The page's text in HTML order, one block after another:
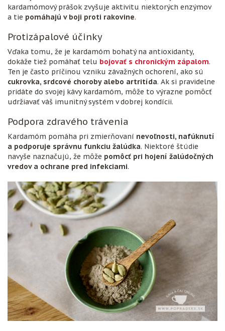
kardamómový prášok zvyšuje aktivitu niektorých enzýmov
a tie pomáhajú v boji proti rakovine.
Protizápalové účinky
Vďaka tomu, že je kardamóm bohatý na antioxidanty,
dokáže tiež pomáhať telu bojovať s chronickým zápalom.
Ten je často príčinou vzniku závažných ochorení, ako sú
cukrovka, srdcové choroby alebo artritída. Ak si pravidelne
pridáte do svojej kávy kardamóm, môže to výrazne pomôcť
udržiavať váš imunitný systém v dobrej kondícii.
Podpora zdravého trávenia
Kardamóm pomáha pri zmierňovaní nevoľnosti, nafúknutí
a podporuje správnu funkciu žalúdka. Niektoré štúdie
navyše naznačujú, že môže pomôcť pri hojení žalúdočných
vredov a ochrane pred infekciami.